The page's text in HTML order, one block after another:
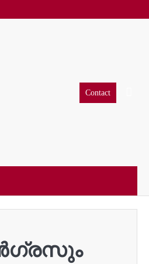
Contact